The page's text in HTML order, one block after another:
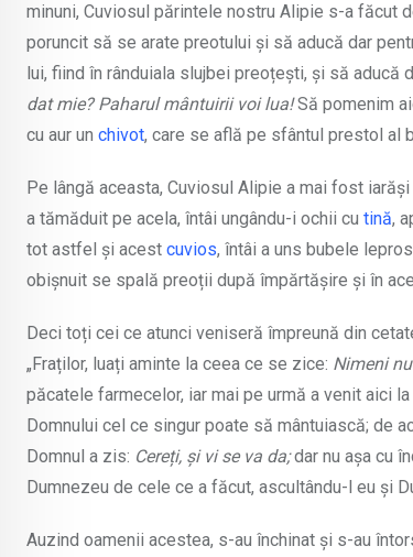
minuni, Cuviosul părintele nostru Alipie s-a făcut
poruncit să se arate preotului și să aducă dar
lui, fiind în rânduiala slujbei preoțești, și să aducă
dat mie? Paharul mântuirii voi lua!Să pomenim
cu aur un chivot, care se află pe sfântul prestol al
Pe lângă aceasta, Cuviosul Alipie a mai fost iarăși
a tămăduit pe acela, întâi ungându-i ochii cu tină,
tot astfel și acest cuvios, întâi a uns bubele
obișnuit se spală preoții după împărtășire și în
Deci toți cei ce atunci veniseră împreună din
„Fraților, luați aminte la ceea ce se zice: Nimeni
păcatele farmecelor, iar mai pe urmă a venit aici
Domnului cel ce singur poate să mântuiască; de
Domnul a zis: Cereți, și vi se va da;dar nu așa cu
Dumnezeu de cele ce a făcut, ascultându-l eu și
Auzind oamenii acestea, s-au închinat și s-au